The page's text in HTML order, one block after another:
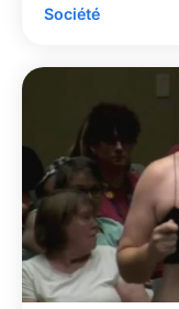
Société